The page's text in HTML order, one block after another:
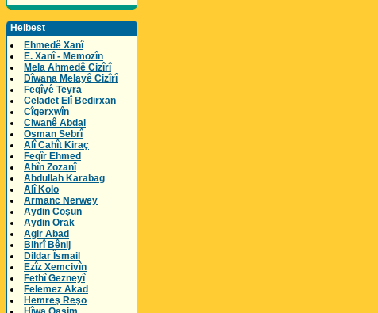
Helbest
Ehmedê Xanî
E. Xanî - Memozîn
Mela Ahmedê Cizîrî
Dîwana Melayê Cizîrî
Feqîyê Teyra
Celadet Elî Bedirxan
Cîgerxwîn
Ciwanê Abdal
Osman Sebrî
Alî Cahît Kiraç
Feqîr Ehmed
Ahîn Zozanî
Abdullah Karabag
Alî Kolo
Armanc Nerwey
Aydin Coşun
Aydin Orak
Agir Abad
Bihrî Bênij
Dildar Îsmail
Ezîz Xemcivîn
Fethî Gezneyî
Felemez Akad
Hemreş Reşo